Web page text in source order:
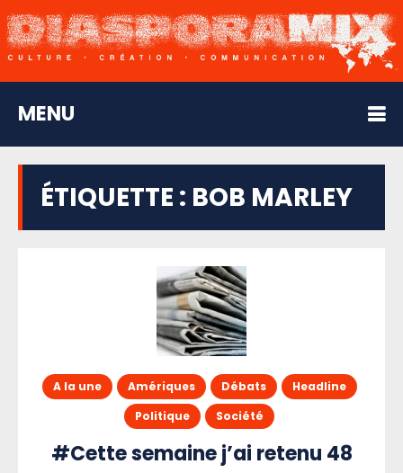
MENU
ÉTIQUETTE : BOB MARLEY
A la une Amériques Débats
Headline
Politique
Société
#Cette semaine j’ai retenu 48